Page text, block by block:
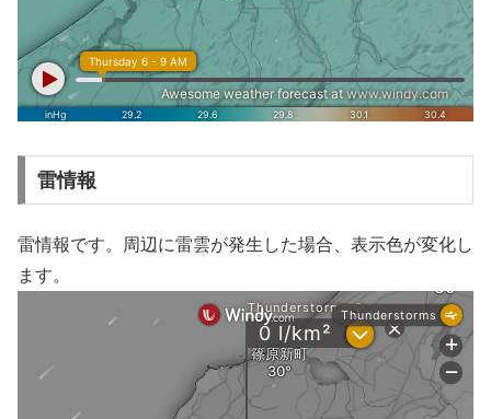
雷情報
雷情報です。周辺に雷雲が発生した場合、表示色が変化し
ます。